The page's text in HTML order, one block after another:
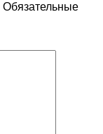
Обязательные